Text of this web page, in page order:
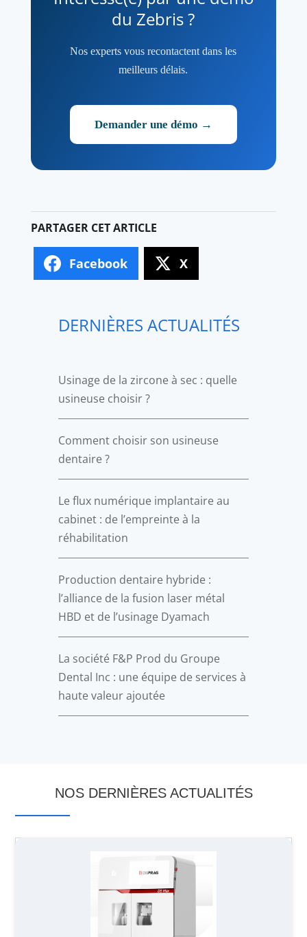
du Zebris ?
Nos experts vous recontactent dans les
meilleurs délais.
Demander une démo →
Facebook X
DERNIÈRES ACTUALITÉS
Usinage de la zircone à sec : quelle
usineuse choisir ?
Comment choisir son usineuse
dentaire ?
Le flux numérique implantaire au
cabinet : de l’empreinte à la
réhabilitation
Production dentaire hybride :
l’alliance de la fusion laser métal
HBD et de l’usinage Dyamach
La société F&P Prod du Groupe
Dental Inc : une équipe de services à
haute valeur ajoutée
NOS DERNIÈRES ACTUALITÉS